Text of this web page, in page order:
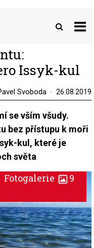
Issyk-kul
Svoboda 26.08.2019
se vším všudy.
bez přístupu k moři
kul, které je
světa
Fotogalerie 9